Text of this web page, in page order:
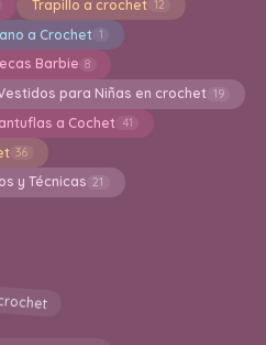
Trapillo a crochet 12
a Crochet 1
Barbie 8
para Niñas en crochet 19
a Cochet 41
36
y Técnicas 21